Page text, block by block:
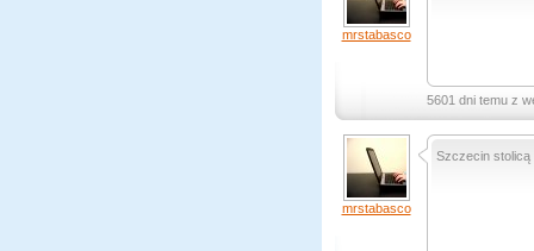
mrstabasco
5601 dni temu z
mrstabasco
Szczecin